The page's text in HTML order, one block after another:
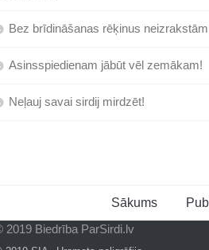
Bez brīdināšanas rēķinus neizrakstām
Asinsspiedienam jābūt vēl zemākam!
Neļauj savai sirdij mirdzēt!
Sākums
2019 Biedrība ParSirdi.lv